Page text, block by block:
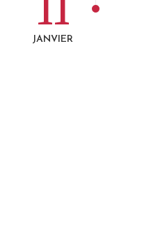
11
JANVIER